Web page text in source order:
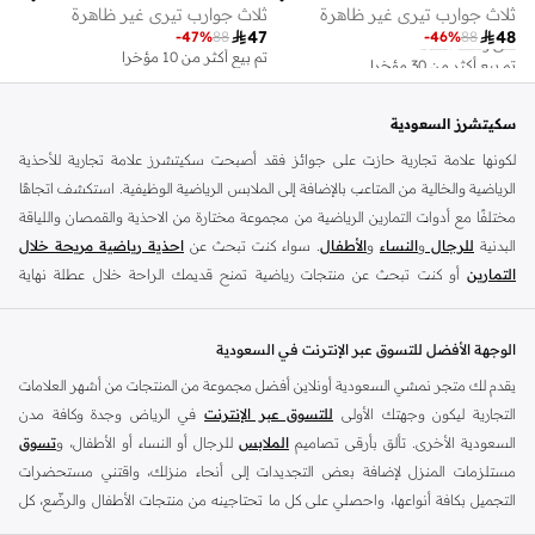
ثلاث جوارب تيري غير ظاهرة
48
88
-46%
تم بيع أكثر من 30 مؤخرا
على وشك النفاد
تم بيع أكثر من 30 مؤخرا
ثلاث جوارب تيري غير ظاهرة
47
88
-47%
تم بيع أكثر من 10 مؤخرا
سكيتشرز السعودية
لكونها علامة تجارية حازت على جوائز فقد أصبحت سكيتشرز علامة تجارية للأحذية
الرياضية والخالية من المتاعب بالإضافة إلى الملابس الرياضية الوظيفية. استكشف اتجاهًا
مختلفًا مع أدوات التمارين الرياضية من مجموعة مختارة من الاحذية والقمصان واللياقة
البدنية للرجال والنساء والأطفال . سواء كنت تبحث عن احذية رياضية مريحة خلال
التمارين أو كنت تبحث عن منتجات رياضية تمنح قديمك الراحة خلال عطلة نهاية
نقدم مجموعة واسعة من أنواع اسنيكر الرياضية من ماركات مثل ذلك قوران ، قو واك ،
امباير وسيتمتس والترا فليكس ودرافتر وديامايت وماتيرا ، مايكروبرست ، وقوانتروم
فليكس ، وسيرن والعديد من الآخرين. تأتيأحذية اسنيكر للسيدات بمجموعة متنوعة
من الألوان ، من ألوان الباستيل إلى الألوان المحايدة. بالاضافة الىأحذية رياضية للرجال
لدينا تشمل التصاميم المتطورة التي تزيد السرعة والقوة. كما يوجد لدينا أيضاأحذية
رياضية للأطفالمعتمدة.
الوجهة الأفضل للتسوق عبر الإنترنت في السعودية
يقدم لك متجر نمشي السعودية أونلاين أفضل مجموعة من المنتجات من أشهر العلامات
التجارية ليكون وجهتك الأولى للتسوق عبر الإنترنت في الرياض وجدة وكافة مدن
السعودية الأخرى. تألق بأرقى تصاميم الملابس للرجال أو النساء أو الأطفال، وتسوق
مستلزمات المنزل لإضافة بعض التجديدات إلى أنحاء منزلك، واقتني مستحضرات
التجميل بكافة أنواعها، واحصلي على كل ما تحتاجينه من منتجات الأطفال والرضّع، كل